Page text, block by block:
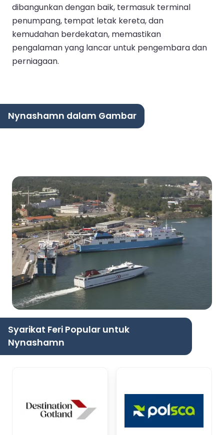
dibangunkan dengan baik, termasuk terminal
penumpang, tempat letak kereta, dan
kemudahan berdekatan, memastikan
pengalaman yang lancar untuk pengembara dan
perniagaan.
Nynashamn dalam Gambar
Syarikat Feri Popular untuk
Nynashamn